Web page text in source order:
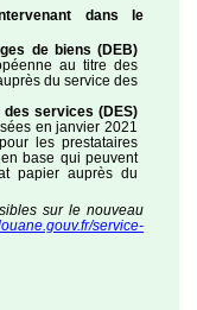
dans le
de biens (DEB)
au titre des
du service des
des services (DES)
en janvier 2021
les prestataires
base qui peuvent
papier auprès du
sur le nouveau
service-